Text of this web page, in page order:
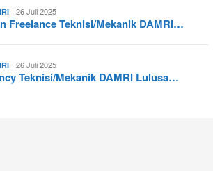
26 Juli 2025
Freelance Teknisi/Mekanik DAMRI…
26 Juli 2025
Teknisi/Mekanik DAMRI Lulusa…